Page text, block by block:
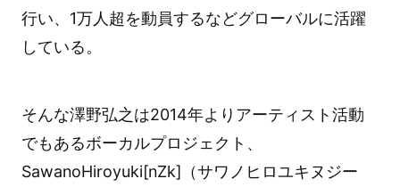
行い、1万人超を動員するなどグローバルに活躍
している。
そんな澤野弘之は2014年よりアーティスト活動
でもあるボーカルプロジェクト、
SawanoHiroyuki[nZk]（サワノヒロユキヌジー